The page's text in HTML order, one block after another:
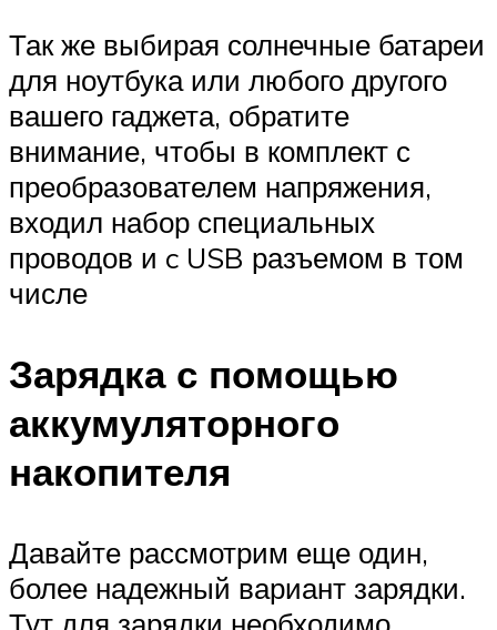
Так же выбирая солнечные батареи
для ноутбука или любого другого
вашего гаджета, обратите
внимание, чтобы в комплект с
преобразователем напряжения,
входил набор специальных
проводов и c USB разъемом в том
числе
Зарядка с помощью
аккумуляторного
накопителя
Давайте рассмотрим еще один,
более надежный вариант зарядки.